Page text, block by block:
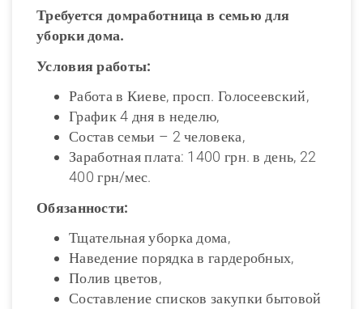
Требуется домработница в семью для
уборки дома.
Условия работы:
Работа в Киеве, просп. Голосеевский,
График 4 дня в неделю,
Состав семьи – 2 человека,
Заработная плата: 1400 грн. в день, 22
400 грн/мес.
Обязанности:
Тщательная уборка дома,
Наведение порядка в гардеробных,
Полив цветов,
Составление списков закупки бытовой